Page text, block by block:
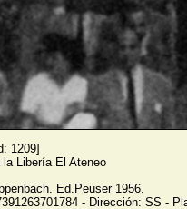
1209]
Libería El Ateneo
Ed.Peuser 1956.
- Dirección: SS -